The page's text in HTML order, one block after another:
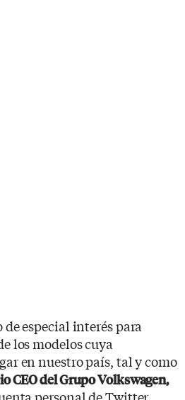
especial interés para
los modelos cuya
en nuestro país, tal y como
CEO del Grupo Volkswagen,
personal de Twitter